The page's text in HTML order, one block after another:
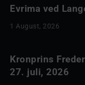
Evrima ved
1 August, 2026
Kronprins
27. juli, 2026